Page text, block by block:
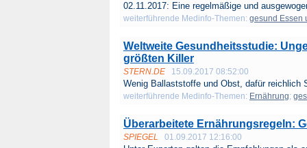
02.11.2017: Eine regelmäßige und
weiterführende Medinfo-Themen: gesund Essen
Weltweite Gesundheitsstudie:
größten Killer
STERN.DE 15.09.2017 08:52:00
Wenig Ballaststoffe und Obst, dafür reichlich
weiterführende Medinfo-Themen: Ernährung;
Überarbeitete Ernährungsregeln:
SPIEGEL 01.09.2017 12:16:00